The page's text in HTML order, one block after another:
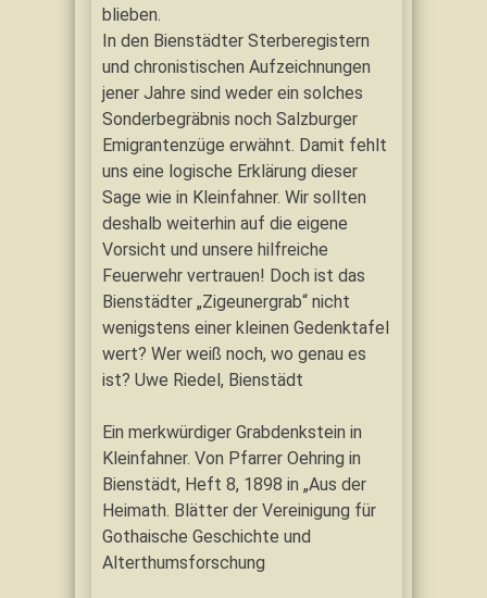
blieben.
In den Bienstädter Sterberegistern
und chronistischen Aufzeichnungen
jener Jahre sind weder ein solches
Sonderbegräbnis noch Salzburger
Emigrantenzüge erwähnt. Damit fehlt
uns eine logische Erklärung dieser
Sage wie in Kleinfahner. Wir sollten
deshalb weiterhin auf die eigene
Vorsicht und unsere hilfreiche
Feuerwehr vertrauen! Doch ist das
Bienstädter „Zigeunergrab“ nicht
wenigstens einer kleinen Gedenktafel
wert? Wer weiß noch, wo genau es
ist? Uwe Riedel, Bienstädt
Ein merkwürdiger Grabdenkstein in
Kleinfahner. Von Pfarrer Oehring in
Bienstädt, Heft 8, 1898 in „Aus der
Heimath. Blätter der Vereinigung für
Gothaische Geschichte und
Alterthumsforschung